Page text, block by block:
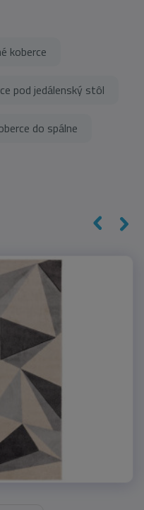
koberce
pod jedálenský stôl
do spálne